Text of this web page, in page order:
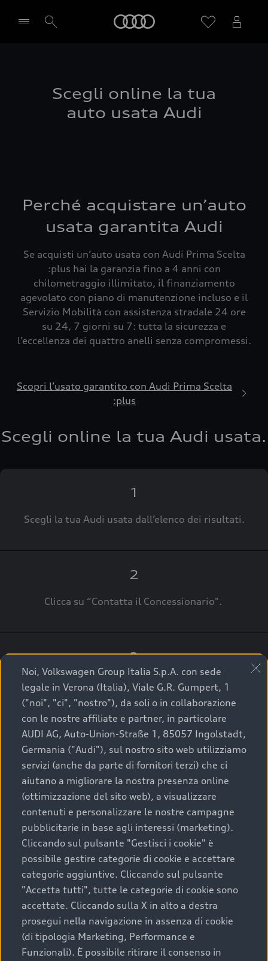
Scegli online la tua
auto usata Audi
Perché acquistare un’auto
usata garantita Audi
Se acquisti un’auto usata con Audi Prima Scelta
:plus hai la garanzia fino a 4 anni con
chilometraggio illimitato, il finanziamento
agevolato con piano di manutenzione incluso e il
Servizio Mobilità con assistenza stradale 24 ore
su 24, 7 giorni su 7: tutta la sicurezza e
l’eccellenza dei quattro anelli senza compromessi.
Scopri l’usato garantito con Audi Prima Scelta
:plus
Scegli online la tua Audi usata.
1
Scegli la tua Audi usata dall’elenco dei risultati.
2
Clicca su “Contatta il Concessionario".
3
A breve verrai ricontattato dal Customer Care
Audi Center o direttamente dal Concessionario
che ti supporterà per finalizzare la tua richiesta.
La qualità di acquistare
un’auto usata Audi
Scegliere un’auto usata è una decisione che coniuga
convenienza, affidabilità e sostenibilità. Per fare un
acquisto sicuro, è essenziale considerare aspetti
determinanti come la garanzia inclusa e l’affidabilità del
marchio. Audi offre l’auto usata perfetta tramite Audi
Prima Scelta :plus
Noi, Volkswagen Group Italia S.p.A. con sede
legale in Verona (Italia), Viale G.R. Gumpert, 1
("noi", "ci", "nostro"), da soli o in collaborazione
con le nostre affiliate e partner, in particolare
AUDI AG, Auto-Union-Straße 1, 85057 Ingolstadt,
Germania ("Audi"), sul nostro sito web utilizziamo
servizi (anche da parte di fornitori terzi) che ci
aiutano a migliorare la nostra presenza online
(ottimizzazione del sito web), a visualizzare
contenuti e personalizzare le nostre campagne
pubblicitarie in base agli interessi (marketing).
Cliccando sul pulsante "Gestisci i cookie" è
possibile gestire categorie di cookie e accettare
categorie aggiuntive. Cliccando sul pulsante
"Accetta tutti", tutte le categorie di cookie sono
accettate. Cliccando sulla X in alto a destra
prosegui nella navigazione in assenza di cookie
(di tipologia Marketing, Performance e
Funzionali). È possibile ritirare il consenso in